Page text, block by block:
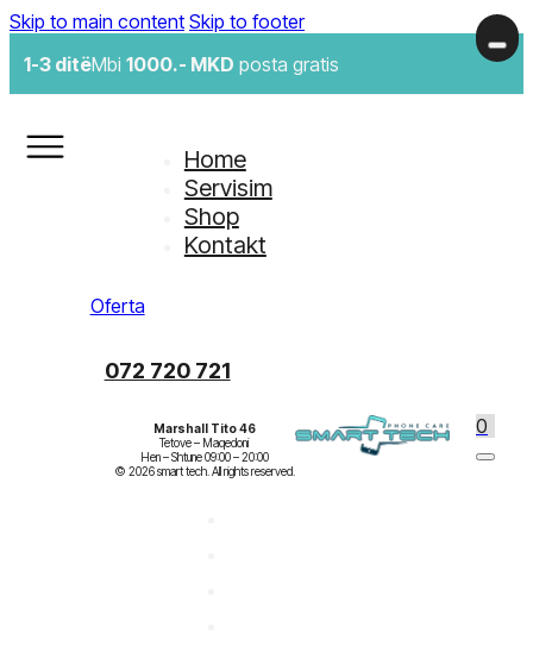
Skip to main content Skip to footer
1-3 ditëMbi 1000.- MKD posta gratis
Home
Servisim
Shop
Kontakt
Oferta
072 720 721
Marshall Tito 46
Tetove – Maqedoni
Hen – Shtune 09:00 – 20:00
0